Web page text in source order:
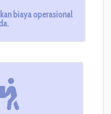
biaya operasional